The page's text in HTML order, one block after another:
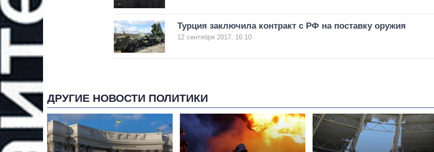
Турция заключила контракт с РФ на поставку оружия
12 сентября 2017, 16:10
ДРУГИЕ НОВОСТИ ПОЛИТИКИ